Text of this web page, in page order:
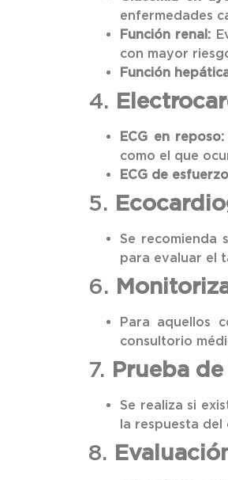
enfermedades
Función renal:
con mayor
Función
4.
ECG en reposo:
como el que
ECG de
5.
Se recomienda
para evaluar el
6.
Para aquellos
consultorio
7. Prueba
Se realiza si
la respuesta del
8.